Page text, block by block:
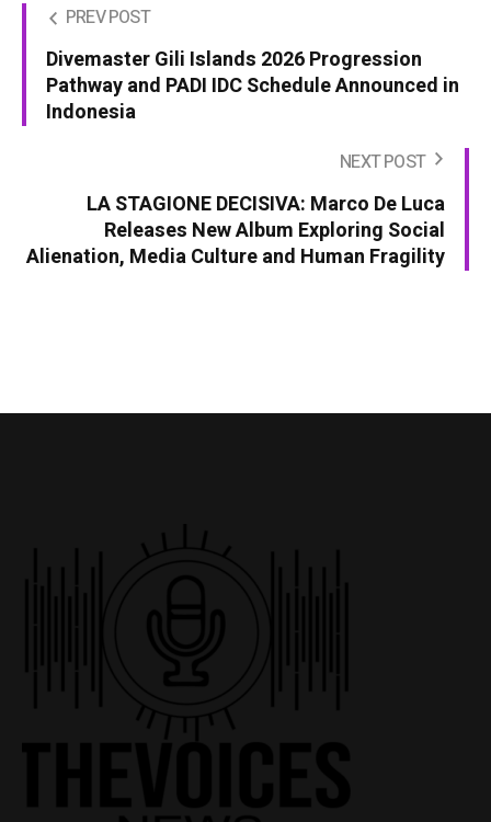
PREV POST
Divemaster Gili Islands 2026 Progression
Pathway and PADI IDC Schedule Announced in
Indonesia
NEXT POST
LA STAGIONE DECISIVA: Marco De Luca
Releases New Album Exploring Social
Alienation, Media Culture and Human Fragility